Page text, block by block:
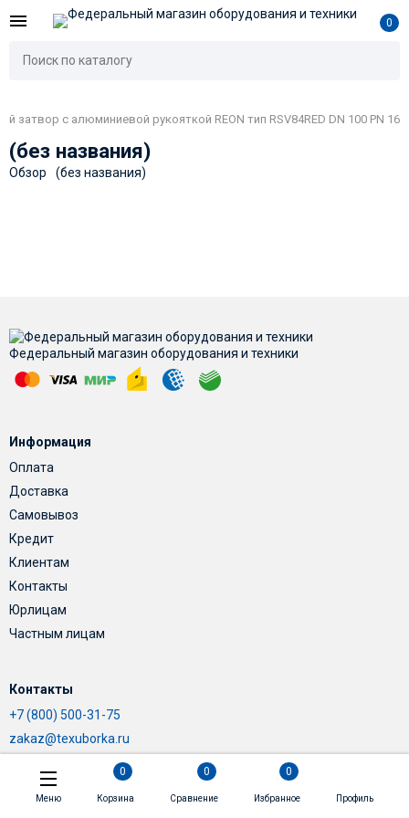
0
затвор с алюминиевой рукояткой REON тип RSV84RED DN 100 PN 16
(без названия)
Обзор (без названия)
Федеральный магазин оборудования и техники
Информация
Оплата
Доставка
Самовывоз
Кредит
Клиентам
Контакты
Юрлицам
Частным лицам
Контакты
+7 (800) 500-31-75
zakaz@texuborka.ru
Меню
0
Корзина
0
Сравнение
0
Избранное Профиль